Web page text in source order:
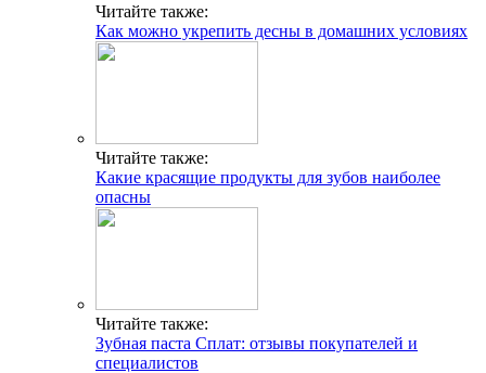
Читайте также:
Как можно укрепить десны в домашних условиях
Читайте также:
Какие красящие продукты для зубов наиболее
опасны
Читайте также:
Зубная паста Сплат: отзывы покупателей и
специалистов